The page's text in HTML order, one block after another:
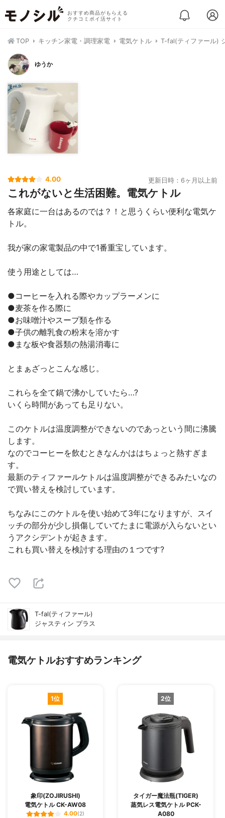
おすすめ商品がもらえる
クチコミポイ活サイト
TOP キッチン家電・調理家電 電気ケトル T-fal(ティファール)
ゆうか
4.00 更新日時：6ヶ月以上前
これがないと生活困難。電気ケトル
各家庭に一台はあるのでは？！と思うくらい便利な電気ケ
トル。
我が家の家電製品の中で1番重宝しています。
使う用途としては…
●コーヒーを入れる際やカップラーメンに
●麦茶を作る際に
●お味噌汁やスープ類を作る
●子供の離乳食の粉末を溶かす
●まな板や食器類の熱湯消毒に
とまぁざっとこんな感じ。
これらを全て鍋で沸かしていたら…?
いくら時間があっても足りない。
このケトルは温度調整ができないのであっという間に沸騰
します。
なのでコーヒーを飲むときなんかははちょっと熱すぎま
す。
最新のティファールケトルは温度調整ができるみたいなの
で買い替えを検討しています。
ちなみにこのケトルを使い始めて3年になりますが、スイ
ッチの部分が少し損傷していてたまに電源が入らないとい
うアクシデントが起きます。
これも買い替えを検討する理由の１つです?
T-fal(ティファール)
ジャスティン プラス
電気ケトルおすすめランキング
1位
象印(ZOJIRUSHI)
電気ケトル CK-AW08
4.00(2)
2位
タイガー魔法瓶(TIGER)
蒸気レス電気ケトル PCK-
A080